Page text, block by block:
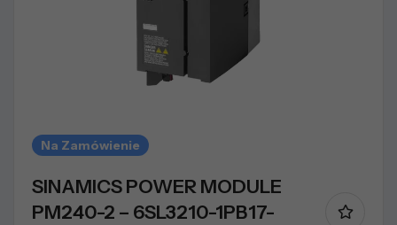
Na Zamówienie
SINAMICS POWER MODULE
PM240-2 – 6SL3210-1PB17-